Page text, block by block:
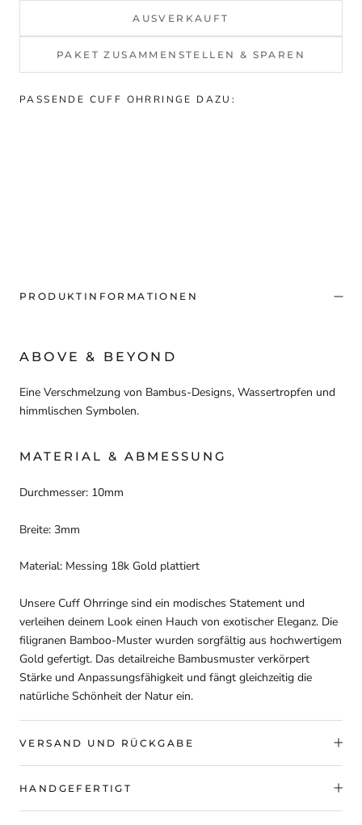
AUSVERKAUFT
PAKET ZUSAMMENSTELLEN & SPAREN
PASSENDE CUFF OHRRINGE DAZU:
PRODUKTINFORMATIONEN
ABOVE & BEYOND
Eine Verschmelzung von Bambus-Designs, Wassertropfen und
himmlischen Symbolen.
MATERIAL & ABMESSUNG
Durchmesser: 10mm
Breite: 3mm
Material: Messing 18k Gold plattiert
Unsere Cuff Ohrringe sind ein modisches Statement und
verleihen deinem Look einen Hauch von exotischer Eleganz. Die
filigranen Bamboo-Muster wurden sorgfältig aus hochwertigem
Gold gefertigt. Das detailreiche Bambusmuster verkörpert
Stärke und Anpassungsfähigkeit und fängt gleichzeitig die
natürliche Schönheit der Natur ein.
VERSAND UND RÜCKGABE
HANDGEFERTIGT